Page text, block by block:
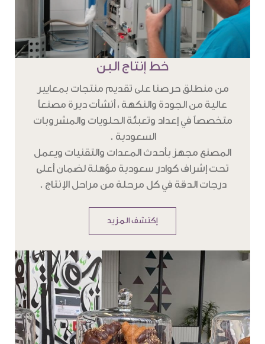
خط إنتاج البن
من منطلق حرصنا على تقديم منتجات بمعايير
عالية من الجودة والنكهة ، أنشأت ديرة مصنعاً
متخصصاً في إعداد وتعبئة الحلويات والمشروبات
السعودية .
المصنع مجهز بأحدث المعدات والتقنيات ويعمل
تحت إشراف كوادر سعودية مؤهلة لضمان أعلى
درجات الدقة في كل مرحلة من مراحل الإنتاج .
إكتشف المزيد